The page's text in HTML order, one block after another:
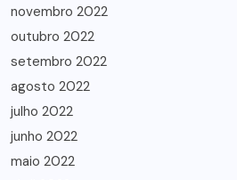
novembro 2022
outubro 2022
setembro 2022
agosto 2022
julho 2022
junho 2022
maio 2022